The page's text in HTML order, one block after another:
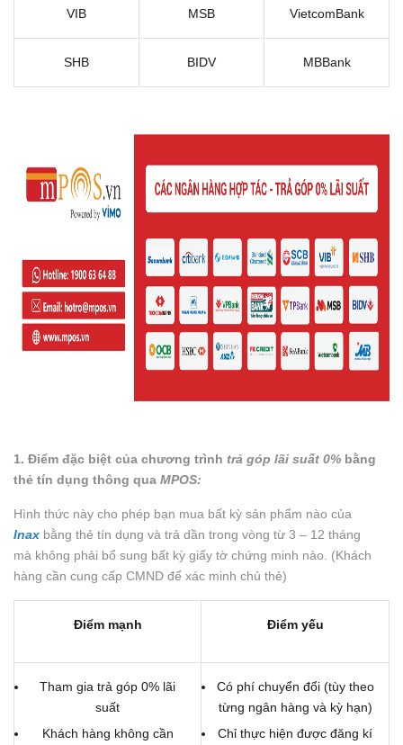
VIB MSB VietcomBank
SHB BIDV MBBank
1. Điểm đặc biệt của chương trình trả góp lãi suất 0% bằng
thẻ tín dụng thông qua MPOS:
Hình thức này cho phép bạn mua bất kỳ sản phẩm nào của
Inax bằng thẻ tín dụng và trả dần trong vòng từ 3 – 12 tháng
mà không phải bổ sung bất kỳ giấy tờ chứng minh nào. (Khách
hàng cần cung cấp CMND để xác minh chủ thẻ)
Điểm mạnh Điểm yếu
Tham gia trả góp 0% lãi
suất
Khách hàng không cần
Có phí chuyển đổi (tùy theo
từng ngân hàng và kỳ hạn)
Chỉ thực hiện được đăng kí